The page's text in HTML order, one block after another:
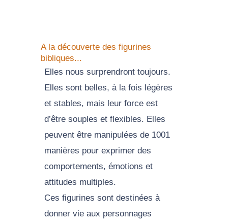
A la découverte des figurines
bibliques...
Elles nous surprendront toujours.
Elles sont belles, à la fois légères
et stables, mais leur force est
d’être souples et flexibles. Elles
peuvent être manipulées de 1001
manières pour exprimer des
comportements, émotions et
attitudes multiples.
Ces figurines sont destinées à
donner vie aux personnages